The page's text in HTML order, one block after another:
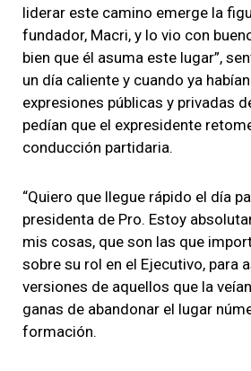
liderar este camino emerge la
fundador, Macri, y lo vio con
bien que él asuma este lugar”,
un día caliente y cuando ya
expresiones públicas y privadas
pedían que el expresidente
conducción partidaria.
“Quiero que llegue rápido el día
presidenta de Pro. Estoy
mis cosas, que son las que
sobre su rol en el Ejecutivo, para
versiones de aquellos que la
ganas de abandonar el lugar
formación.